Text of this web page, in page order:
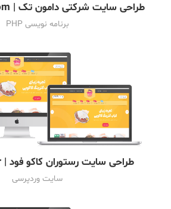
طراحی سایت شرکتی دامون تک | DamoonTak.Com
برنامه نویسی PHP
طراحی سایت رستوران کاکو فود | Kaku-Food.Ir
سایت وردپرسی